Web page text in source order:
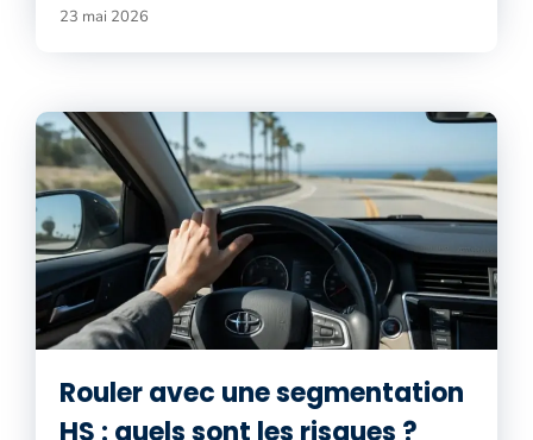
23 mai 2026
Rouler avec une segmentation
HS : quels sont les risques ?